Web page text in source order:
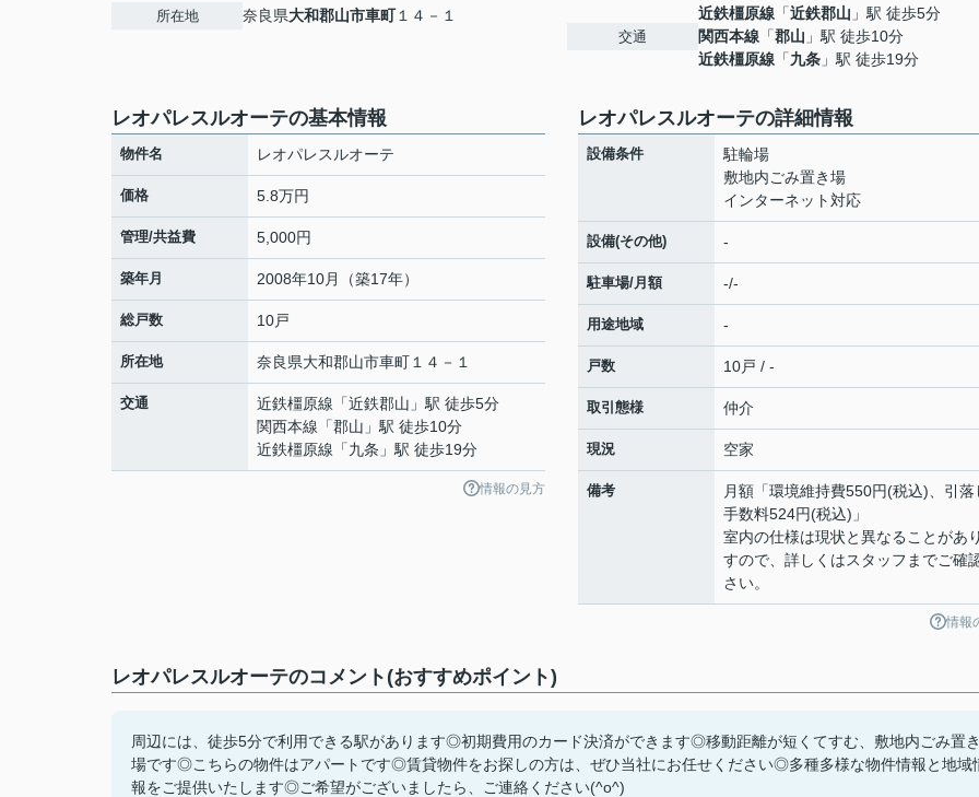
所在地 奈良県大和郡山市車町１４－１
交通
近鉄橿原線 「近鉄郡山 」駅 徒歩5分
関西本線 「郡山 」駅 徒歩10分
近鉄橿原線 「九条 」駅 徒歩19分
レオパレスルオーテの基本情報
物件名 レオパレスルオーテ
価格 5.8万円
管理/共益費 5,000円
築年月 2008年10月（築17年）
総戸数 10戸
所在地 奈良県大和郡山市車町 １４－１
交通 近鉄橿原線 「近鉄郡山 」駅 徒歩5分
関西本線 「郡山 」駅 徒歩10分
近鉄橿原線 「九条 」駅 徒歩19分
情報の見方
レオパレスルオーテの詳細情報
設備条件
駐輪場
敷地内ごみ置き場
インターネット対応
設備(その他) -
駐車場/月額 -/-
用途地域 -
戸数 10戸 / -
取引態様 仲介
現況 空家
備考
月額「環境維持費550円(税込)、引落
手数料524円(税込)」
室内の仕様は現状と異なることがあ
すので、詳しくはスタッフまでご確
さい。
情報
レオパレスルオーテのコメント(おすすめポイント)
周辺には、徒歩5分で利用できる駅があります◎初期費用のカード決済ができます◎移動距離が短くてすむ、敷地内ごみ置
場です◎こちらの物件はアパートです◎賃貸物件をお探しの方は、ぜひ当社にお任せください◎多種多様な物件情報と地域
報をご提供いたします◎ご希望がございましたら、ご連絡ください(^o^)